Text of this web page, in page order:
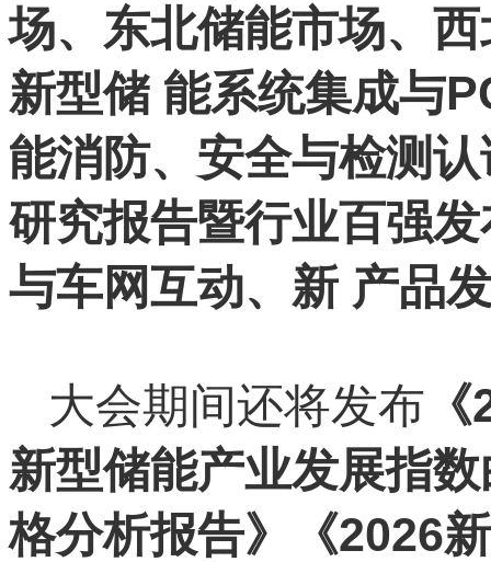
场、东北储能市场、
新型储 能系统集成与
能消防、安全与检测
研究报告暨行业百强
与车网互动、新 产品
大会期间还将发布
新型储能产业发展指
格分析报告》《2026